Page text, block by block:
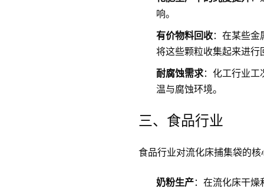
响。
有价物料回收：在某些
将这些颗粒收集起来进
耐腐蚀需求：化工行业
温与腐蚀环境。
三、食品行业
食品行业对流化床捕集袋的核
奶粉生产：在流化床干